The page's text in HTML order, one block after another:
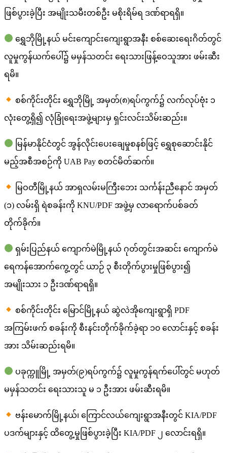
ဖြစ်ပွားခဲ့ပြီး အမျိုးသမီးတစ်ဦး မစိုးရိမ်ရ ဒဏ်ရာရရှိ။
ရွှေဘိုမြို့နယ် မင်းကျောင်းကျေးရွာအနီး စစ်ဆေးရေးဂိတ်တွင်
လူမှုကွန်ယက်ပေါ်၌ မမှန်သတင်း ရေးသားဖြန့်ဝေသူအား ဖမ်းဆီး
ရမိ။
စစ်ကိုင်းတိုင်း ရွှေဘိုမြို့ အမှတ်(၈)ရပ်ကွက်၌ လက်လုပ်ဗုံး ၁
လုံးတွေ့ရှိ၍ လုံခြုံရေးအဖွဲ့များမှ ရှင်းလင်းသိမ်းဆည်း။
မြန်မာနိုင်ငံတွင် အွန်လိုင်းပေးချေမှုစနစ်ဖြင့် ရွှေစုဆောင်းနိုင်
မည့်အစီအစဉ်ကို UAB Pay စတင်မိတ်ဆက်။
မြဝတီမြို့နယ် အာရှလမ်းမကြီးဘေး သင်္ကန်းညီနောင် အမှတ်
(၁) လမ်းရှိ ရဲစခန်းကို KNU/PDF အဖွဲ့မှ လာရောက်ပစ်ခတ်
တိုက်ခိုက်။
ရှမ်းပြည်နယ် ကျောက်မဲမြို့နယ် ဂုတ်တွင်းအဆင်း ကျောက်မဲ
ရေကန်အောက်ကွေ့တွင် ယာဉ် ၃ စီးတိုက်ပွားမှုဖြစ်ပွား၍
အမျိုးသား ၁ ဦးဒဏ်ရာရရှိ။
စစ်ကိုင်းတိုင်း မြောင်မြို့နယ် ဆွဲလဲအိုကျေးရွာရှိ PDF
အကြမ်းဖက် စခန်းကို စီးနင်းတိုက်ခိုက်ခဲ့ရာ ၁၀ လောင်းနှင့် စခန်း
အား သိမ်းဆည်းရမိ။
ပခုက္ကူမြို့ အမှတ်(၉)ရပ်ကွက်၌ လူမှုကွန်ရက်ပေါ်တွင် မဟုတ်
မမှန်သတင်း ရေးသားသူ မ ၁ ဦးအား ဖမ်းဆီးရမိ။
ဗန်းမောက်မြို့နယ်၊ ကြောင်လယ်ကျေးရွာအနီးတွင် KIA/PDF
ပဒက်များနှင့် ထိတွေ့မှုဖြစ်ပွားခဲ့ပြီး KIA/PDF ၂ လောင်းရရှိ။